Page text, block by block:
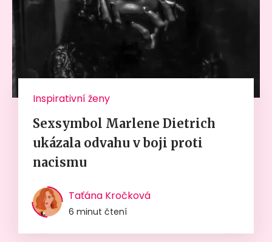
Inspirativní ženy
Sexsymbol Marlene Dietrich
ukázala odvahu v boji proti
nacismu
Taťána Kročková
6 minut čtení